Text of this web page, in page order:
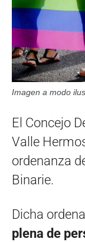
Imagen a modo
El Concejo
Valle
ordenanza
Binarie.
Dicha
plena de